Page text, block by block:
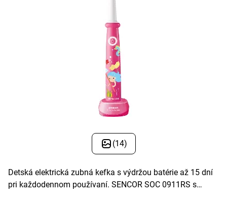
(14)
Detská elektrická zubná kefka s výdržou batérie až 15 dní
pri každodennom používaní. SENCOR SOC 0911RS s